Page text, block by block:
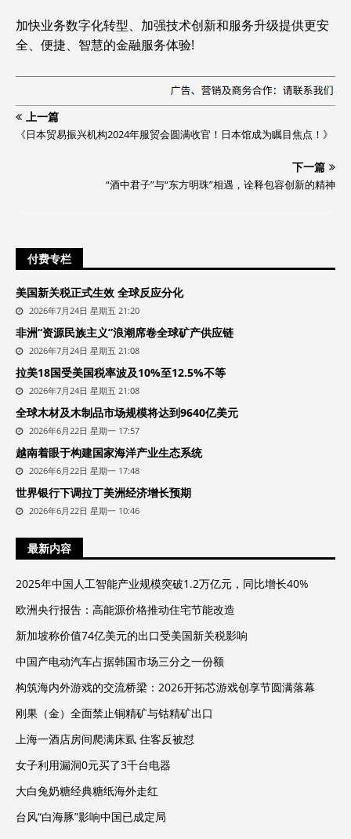
加快业务数字化转型、加强技术创新和服务升级提供更安
全、便捷、智慧的金融服务体验!
上一篇
《日本贸易振兴机构2024年服贸会圆满收官！日本馆成为瞩目焦点！》
下一篇
“酒中君子”与“东方明珠”相遇，诠释包容创新的精神
付费专栏
美国新关税正式生效 全球反应分化
2026年7月24日 星期五 21:20
非洲“资源民族主义”浪潮席卷全球矿产供应链
2026年7月24日 星期五 21:08
拉美18国受美国税率波及10%至12.5%不等
2026年7月24日 星期五 21:08
全球木材及木制品市场规模将达到9640亿美元
2026年6月22日 星期一 17:57
越南着眼于构建国家海洋产业生态系统
2026年6月22日 星期一 17:48
世界银行下调拉丁美洲经济增长预期
2026年6月22日 星期一 10:46
最新内容
2025年中国人工智能产业规模突破1.2万亿元，同比增长40%
欧洲央行报告：高能源价格推动住宅节能改造
新加坡称价值74亿美元的出口受美国新关税影响
中国产电动汽车占据韩国市场三分之一份额
构筑海内外游戏的交流桥梁：2026开拓芯游戏创享节圆满落幕
刚果（金）全面禁止铜精矿与钴精矿出口
上海一酒店房间爬满床虱 住客反被怼
女子利用漏洞0元买了3千台电器
大白兔奶糖经典糖纸海外走红
台风“白海豚”影响中国已成定局